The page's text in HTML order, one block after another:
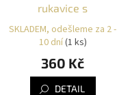
rukavice s
membránou 10.000
H2O BORDÓ
SKLADEM, odešleme za 2 -
10 dní(1 ks)
360 Kč
DETAIL